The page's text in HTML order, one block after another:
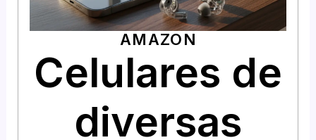
AMAZON
Celulares de
diversas